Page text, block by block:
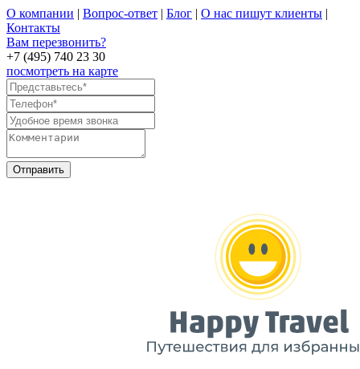
О компании | Вопрос-ответ | Блог | О нас пишут клиенты |
Контакты
Вам перезвонить?
+7 (495) 740 23 30
посмотреть на карте